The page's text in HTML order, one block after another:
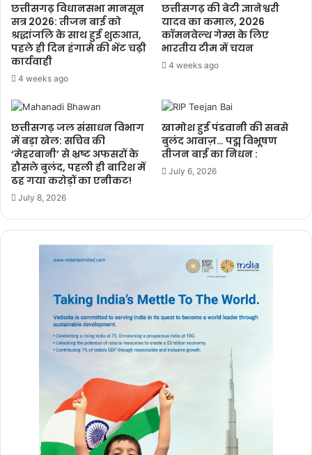
PM ने ‘मन की बात’ में की कोरबा के जल
संरक्षण मॉडल की सराहना, ISRO तकनीक से
बढ़ा भूजल स्तर
राइज़ एंड शाइन विथ जया किशोरी कार्यक्रम लल्लूराम डॉट कॉम और न्यूज 24
एमपी सीजी के संयुक्त तत्वावधान में किया गया था। इस अवसर पर विधायक राजेश
मूणत व मोतीलाल साहू भी उपस्थित रहे। कार्यक्रम में प्रदेश भर से बड़ी संख्या में
युवाओं ने भाग लेकर कार्यक्रम का लाभ उठाया।
छत्तीसगढ़ विधानसभा मानसून
सत्र 2026: तीजन बाई को
श्रद्धांजलि के साथ हुई शुरुआत,
पहले ही दिन हंगामे की भेंट चढ़ी
कार्यवाही
4 weeks ago
छत्तीसगढ़ की बेटी ज्ञानेश्वरी
यादव का कमाल, 2026
कॉमनवेल्थ गेम्स के लिए
भारतीय टीम में चयन
4 weeks ago
छत्तीसगढ़ जल संसाधन विभाग
में बड़ा खेल: सचिव की
‘मेहरबानी’ से भ्रष्ट अफसरों के
हौसले बुलंद, पहली ही बारिश में
ढह गया करोड़ों का एनीकट!
July 8, 2026
खामोश हुई पंडवानी की सबसे
बुलंद आवाज़… पद्म विभूषण
तीजन बाई का निधन :
July 6, 2026